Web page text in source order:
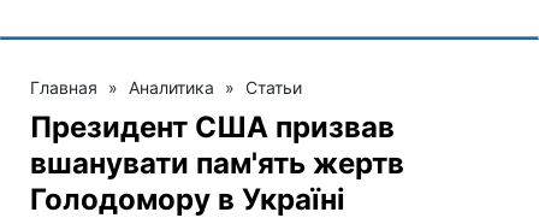
Главная » Аналитика » Статьи
Президент США призвав
вшанувати пам'ять жертв
Голодомору в Україні